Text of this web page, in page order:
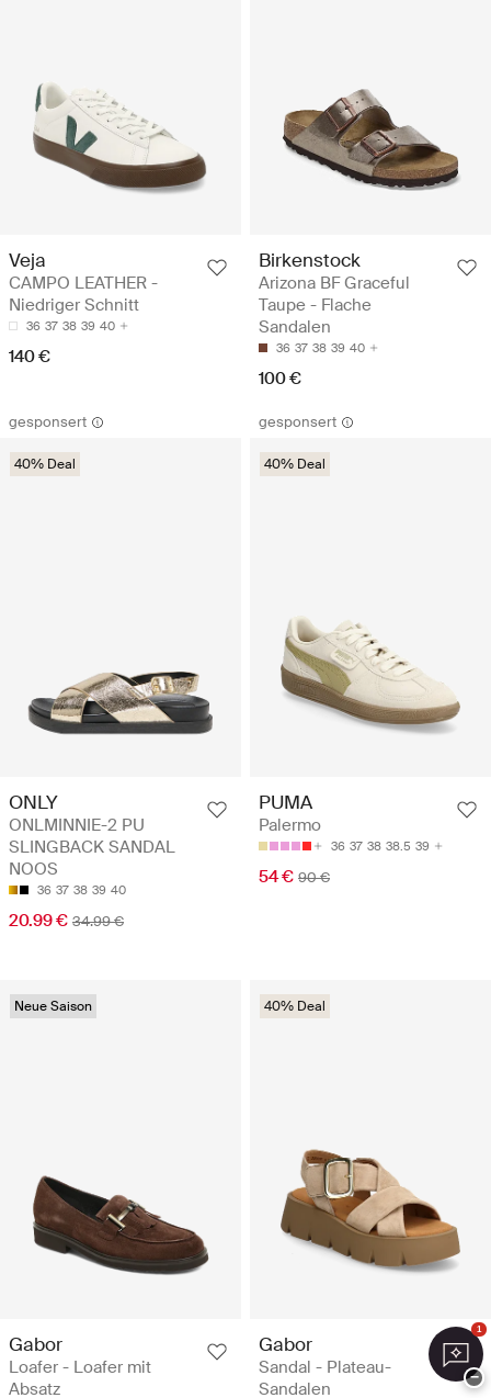
Veja
CAMPO LEATHER -
Niedriger Schnitt
36 37 38 39 40
140 €
Birkenstock
Arizona BF Graceful
Taupe - Flache
Sandalen
36 37 38 39 40
100 €
gesponsert
40% Deal
ONLY
ONLMINNIE-2 PU
SLINGBACK SANDAL
NOOS
36 37 38 39 40
20.99 € 34.99 €
gesponsert
40% Deal
PUMA
Palermo
36 37 38 38.5 39
54 € 90 €
Neue Saison
Gabor
Loafer - Loafer mit
Absatz
40% Deal
Gabor
Sandal - Plateau-
Sandalen
1
−